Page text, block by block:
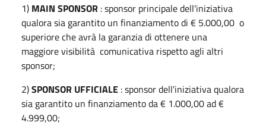
1) MAIN SPONSOR : sponsor principale dell'iniziativa
qualora sia garantito un finanziamento di € 5.000,00 o
superiore che avrà la garanzia di ottenere una
maggiore visibilità comunicativa rispetto agli altri
sponsor;
2)SPONSOR UFFICIALE : sponsor dell'iniziativa qualora
sia garantito un finanziamento da € 1.000,00 ad €
4.999,00;